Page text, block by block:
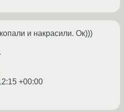
и накрасили. Ок)))
+00:00